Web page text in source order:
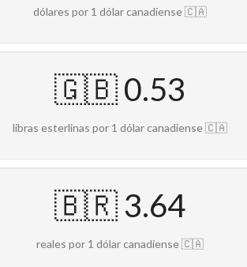
dólares por 1 dólar canadiense 🇨🇦
🇬🇧 0.53
libras esterlinas por 1 dólar canadiense 🇨🇦
🇧🇷 3.64
reales por 1 dólar canadiense 🇨🇦